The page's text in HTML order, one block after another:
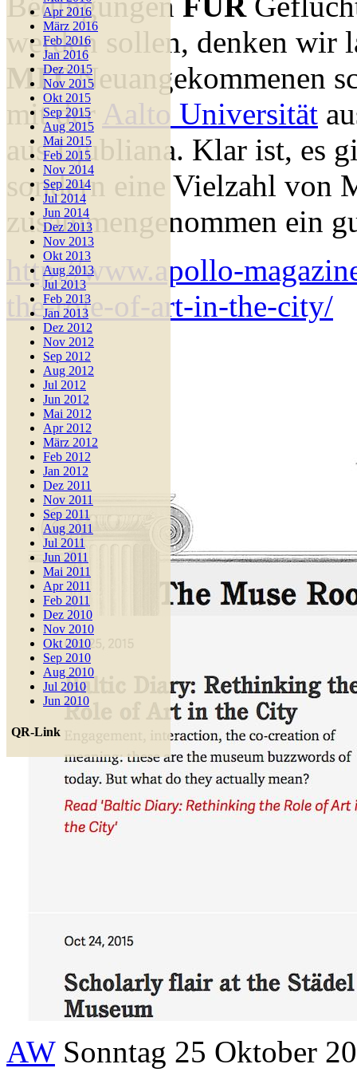
Apr 2016
März 2016
Feb 2016
Jan 2016
Dez 2015
Nov 2015
Okt 2015
Sep 2015
Aug 2015
Mai 2015
Feb 2015
Nov 2014
Sep 2014
Jul 2014
Jun 2014
Dez 2013
Nov 2013
Okt 2013
Aug 2013
Jul 2013
Feb 2013
Jan 2013
Dez 2012
Nov 2012
Sep 2012
Aug 2012
Jul 2012
Jun 2012
Mai 2012
Apr 2012
März 2012
Feb 2012
Jan 2012
Dez 2011
Nov 2011
Sep 2011
Aug 2011
Jul 2011
Jun 2011
Mai 2011
Apr 2011
Feb 2011
Dez 2010
Nov 2010
Okt 2010
Sep 2010
Aug 2010
Jul 2010
Jun 2010
QR-Link
werden sollen, denken wir
MITNeuangekommenen
mit der Aalto Universität
aus Ljubliana. Klar ist, es
sondern eine Vielzahl von
zusammengenommen ein
http://www.apollo-
the-role-of-art-in-the-city/
AWSonntag 25 Oktober